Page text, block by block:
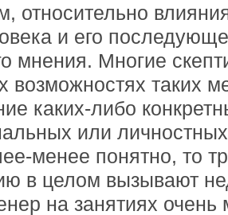
относительно
и его
мнения. Многие
возможностях таких
каких-либо
или
менее понятно, то
в целом вызывают
на занятиях очень